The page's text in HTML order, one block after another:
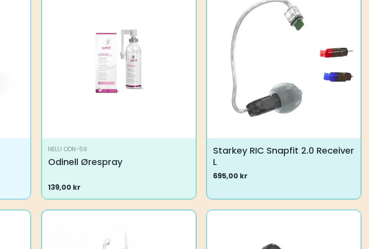
NELL1 ODN-59
Odinell Ørespray
139,00 kr
Starkey RIC Snapfit 2.0 Receiver
L
695,00 kr
produktet
har